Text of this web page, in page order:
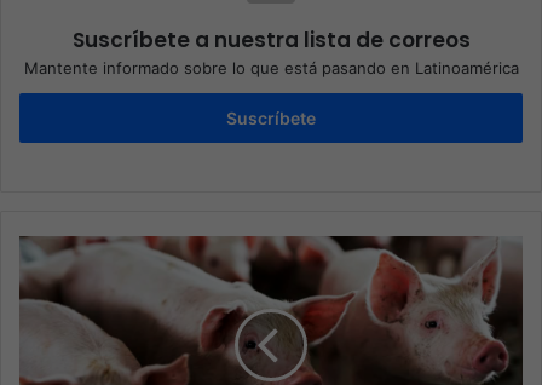
Suscríbete a nuestra lista de correos
Mantente informado sobre lo que está pasando en Latinoamérica
Suscríbete